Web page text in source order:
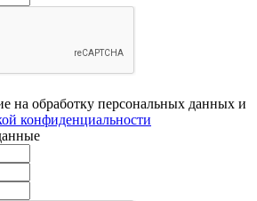
на обработку персональных данных и
конфиденциальности